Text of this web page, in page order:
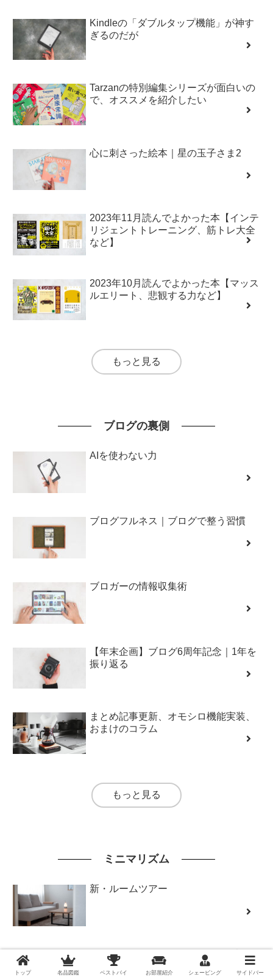
Kindleの「ダブルタップ機能」が神す
ぎるのだが
Tarzanの特別編集シリーズが面白いの
で、オススメを紹介したい
心に刺さった絵本｜星の玉子さま2
2023年11月読んでよかった本【インテ
リジェントトレーニング、筋トレ大全
など】
2023年10月読んでよかった本【マッス
ルエリート、悲観する力など】
もっと見る
ブログの裏側
AIを使わない力
ブログフルネス｜ブログで整う習慣
ブロガーの情報収集術
【年末企画】ブログ6周年記念｜1年を
振り返る
まとめ記事更新、オモシロ機能実装、
おまけのコラム
もっと見る
ミニマリズム
新・ルームツアー
「ミニマリストへのインタビュー調
査」にがっつり答えてみたよー
トップ 名品図鑑 ベストバイ お部屋紹介 シェービング サイドバー